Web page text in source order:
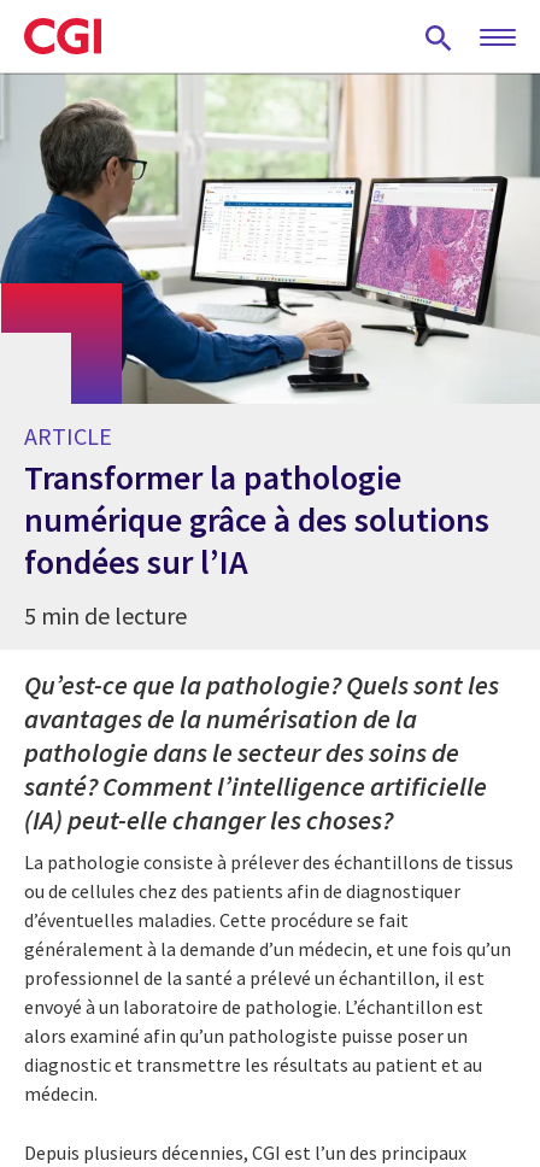
Skip
to
main
content
ARTICLE
Transformer la pathologie
numérique grâce à des solutions
fondées sur l’IA
5 min de lecture
Qu’est-ce que la pathologie? Quels sont les
avantages de la numérisation de la
pathologie dans le secteur des soins de
santé? Comment l’intelligence artificielle
(IA) peut-elle changer les choses?
La pathologie consiste à prélever des échantillons de tissus
ou de cellules chez des patients afin de diagnostiquer
d’éventuelles maladies. Cette procédure se fait
généralement à la demande d’un médecin, et une fois qu’un
professionnel de la santé a prélevé un échantillon, il est
envoyé à un laboratoire de pathologie. L’échantillon est
alors examiné afin qu’un pathologiste puisse poser un
diagnostic et transmettre les résultats au patient et au
médecin.
Depuis plusieurs décennies, CGI est l’un des principaux